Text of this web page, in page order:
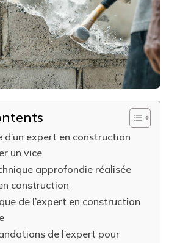
D’UN
VICE
DE
?
d’un expert en construction
un vice
approfondie réalisée
construction
de l’expert en construction
de l’expert pour